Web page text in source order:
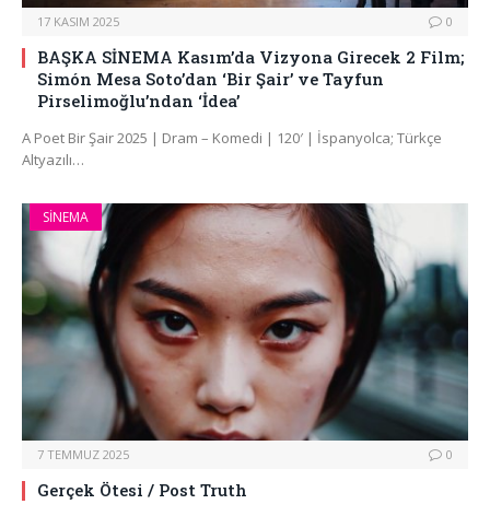
17 KASIM 2025 0
BAŞKA SİNEMA Kasım’da Vizyona Girecek 2 Film;
Simón Mesa Soto’dan ‘Bir Şair’ ve Tayfun
Pirselimoğlu’ndan ‘İdea’
A Poet Bir Şair 2025 | Dram – Komedi | 120′ | İspanyolca; Türkçe
Altyazılı…
SINEMA
7 TEMMUZ 2025 0
Gerçek Ötesi / Post Truth